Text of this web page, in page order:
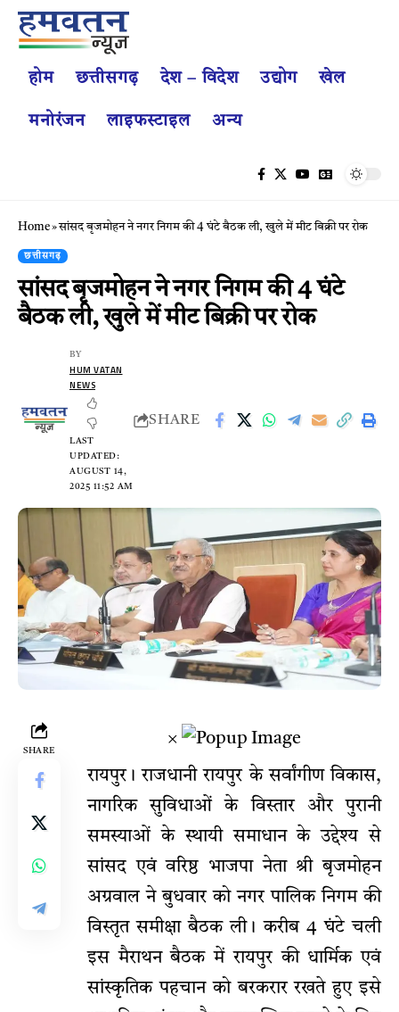
होम छत्तीसगढ़ देश – विदेश उद्योग खेल
मनोरंजन लाइफस्टाइल अन्य
Home»सांसद बृजमोहन ने नगर निगम की 4 घंटे बैठक ली, खुले में मीट बिक्री पर रोक
छत्तीसगढ़
सांसद बृजमोहन ने नगर निगम की 4 घंटे
बैठक ली, खुले में मीट बिक्री पर रोक
LAST
UPDATED:
AUGUST 14,
2025 11:52 AM
BY
HUM VATAN
NEWS
SHARE
SHARE
×
रायपुर। राजधानी रायपुर के सर्वांगीण विकास,
नागरिक सुविधाओं के विस्तार और पुरानी
समस्याओं के स्थायी समाधान के उद्देश्य से
सांसद एवं वरिष्ठ भाजपा नेता श्री बृजमोहन
अग्रवाल ने बुधवार को नगर पालिक निगम की
विस्तृत समीक्षा बैठक ली। करीब 4 घंटे चली
इस मैराथन बैठक में रायपुर की धार्मिक एवं
सांस्कृतिक पहचान को बरकरार रखते हुए इसे